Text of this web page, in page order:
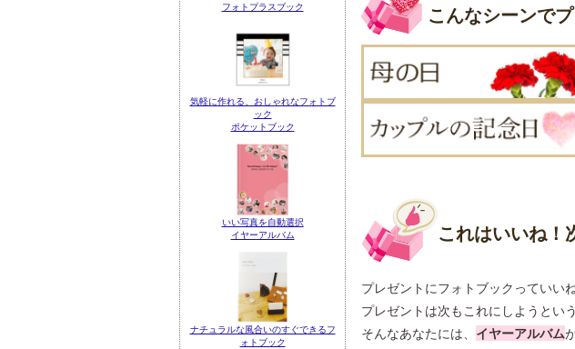
こんなシーンで
これはいいね！
プレゼントにフォトブックっていい
プレゼントは次もこれにしようとい
そんなあなたには、 イヤーアルバム
フォトプラスブック
気軽に作れる、おしゃれなフォトブ
ック
ポケットブック
いい写真を自動選択
イヤーアルバム
ナチュラルな風合いのすぐできるフ
ォトブック